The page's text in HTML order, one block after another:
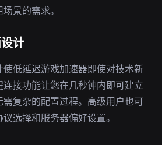
景的需求。
计
低延迟游戏加速器即使对技术新
接功能让您在几秒钟内即可建立
需复杂的配置过程。高级用户也可
选择和服务器偏好设置。